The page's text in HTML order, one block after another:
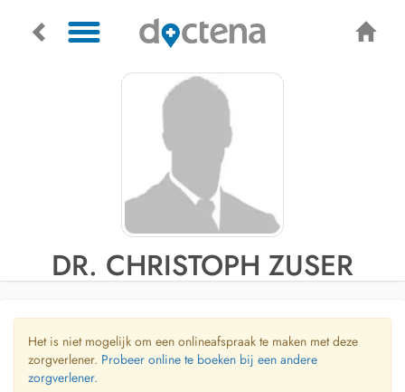
DR. CHRISTOPH ZUSER
Het is niet mogelijk om een onlineafspraak te maken met deze
zorgverlener. Probeer online te boeken bij een andere
zorgverlener.